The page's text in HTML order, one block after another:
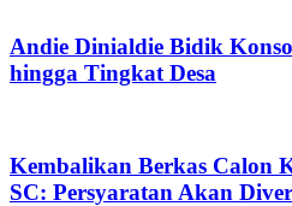
Andie Dinialdie Bidik
hingga Tingkat Desa
Kembalikan Berkas Calon
SC: Persyaratan Akan